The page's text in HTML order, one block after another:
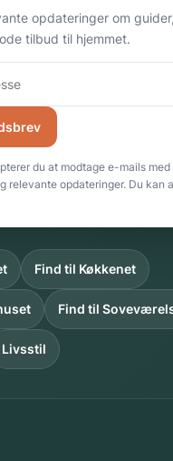
opdateringer om
tilbud til hjemmet.
du at modtage e-mails med
relevante opdateringer. Du kan
Find til Køkkenet
Find til
Livsstil